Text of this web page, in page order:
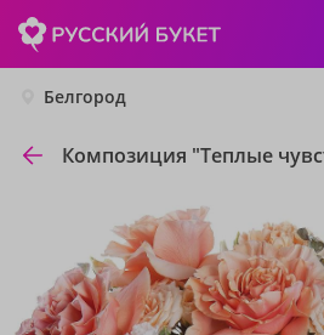
Белгород
Композиция "Теплые